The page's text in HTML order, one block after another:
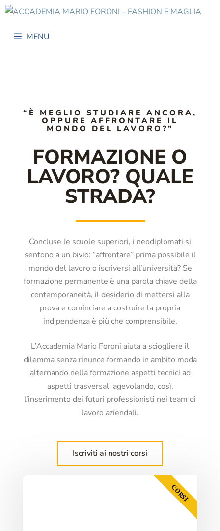
MENU
“È MEGLIO STUDIARE ANCORA,
OPPURE AFFRONTARE IL
MONDO DEL LAVORO?”
FORMAZIONE O
LAVORO? QUALE
STRADA?​
Concluse le scuole superiori, i neodiplomati si
sentono a un bivio: “affrontare” prima possibile il
mondo del lavoro o iscriversi all’università? Se
formazione permanente è una parola chiave della
contemporaneità, il desiderio di mettersi alla
prova e cominciare a costruire la propria
indipendenza è più che comprensibile.
L’Accademia Mario Foroni aiuta a sciogliere il
dilemma senza rinunce formando in ambito moda
alternando nella formazione aspetti tecnici ad
aspetti trasversali agevolando, così,
l’inserimento dei futuri professionisti nei team di
lavoro aziendali.
Iscriviti ai nostri corsi
CORSI